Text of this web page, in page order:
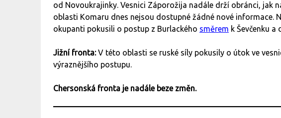
od Novoukrajinky. Vesnici Záporožija nadále drží obránci, jak
oblasti Komaru dnes nejsou dostupné žádné nové informace.
okupanti pokusili o postup z Burlackého směrem k Ševčenku
Jižní fronta:V této oblasti se ruské síly pokusily o útok ve
výraznějšího postupu.
Chersonská fronta je nadále beze změn.